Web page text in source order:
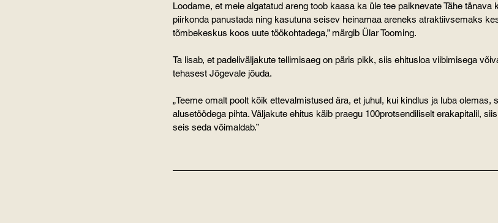
Loodame, et meie algatatud areng toob kaasa ka üle tee paiknevate Tähe tänava
piirkonda panustada ning kasutuna seisev heinamaa areneks atraktiivsemaks
tõmbekeskus koos uute töökohtadega,” märgib Ülar Tooming.
Ta lisab, et padeliväljakute tellimisaeg on päris pikk, siis ehitusloa viibimisega
tehasest Jõgevale jõuda.
„Teeme omalt poolt kõik ettevalmistused ära, et juhul, kui kindlus ja luba olemas,
alusetöödega pihta. Väljakute ehitus käib praegu 100protsendiliselt erakapitalil,
seis seda võimaldab.”